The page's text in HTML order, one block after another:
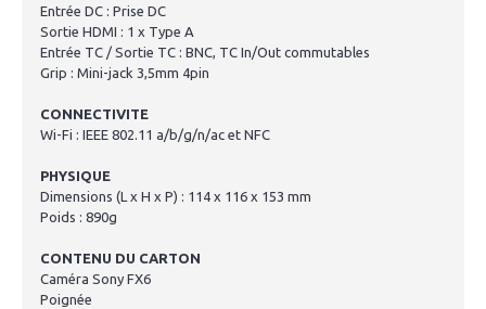
Entrée DC : Prise DC
Sortie HDMI : 1 x Type A
Entrée TC / Sortie TC : BNC, TC In/Out commutables
Grip : Mini-jack 3,5mm 4pin
CONNECTIVITE
Wi-Fi : IEEE 802.11 a/b/g/n/ac et NFC
PHYSIQUE
Dimensions (L x H x P) : 114 x 116 x 153 mm
Poids : 890g
CONTENU DU CARTON
Caméra Sony FX6
Poignée